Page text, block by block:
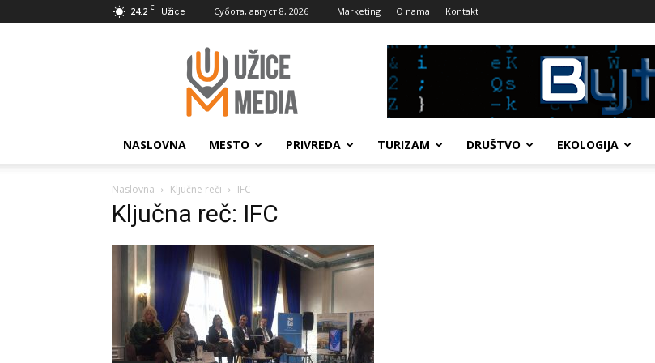
24.2 C Užice Субота, август 8, 2026 Marketing O nama Kontakt
UžiceMedia
NASLOVNA MESTO PRIVREDA TURIZAM DRUŠTVO EKOLOGIJA
Naslovna Ključne reči IFC
Ključna reč: IFC